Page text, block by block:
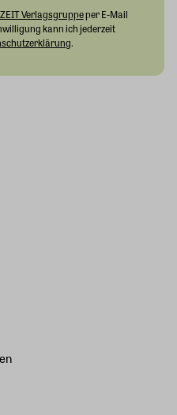
ZEIT Verlagsgruppeper E-Mail
kann ich jederzeit
.